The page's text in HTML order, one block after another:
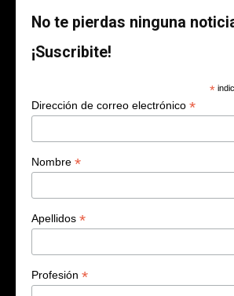
No te pierdas ninguna
¡Suscribite!
*
Dirección de correo electrónico *
Nombre *
Apellidos *
Profesión *